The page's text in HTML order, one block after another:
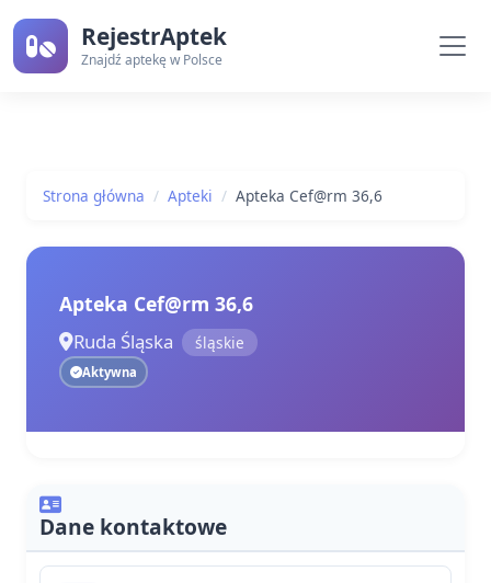
RejestrAptek
Znajdź aptekę w Polsce
Strona główna Apteki Apteka Cef@rm 36,6
Apteka Cef@rm 36,6
Ruda Śląska śląskie
Aktywna
Dane kontaktowe